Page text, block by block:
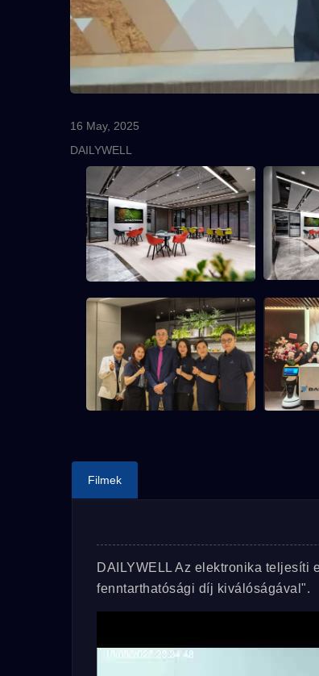
16 May, 2025
DAILYWELL
Filmek
DAILYWELL Az elektronika teljesíti
fenntarthatósági díj kiválóságával".